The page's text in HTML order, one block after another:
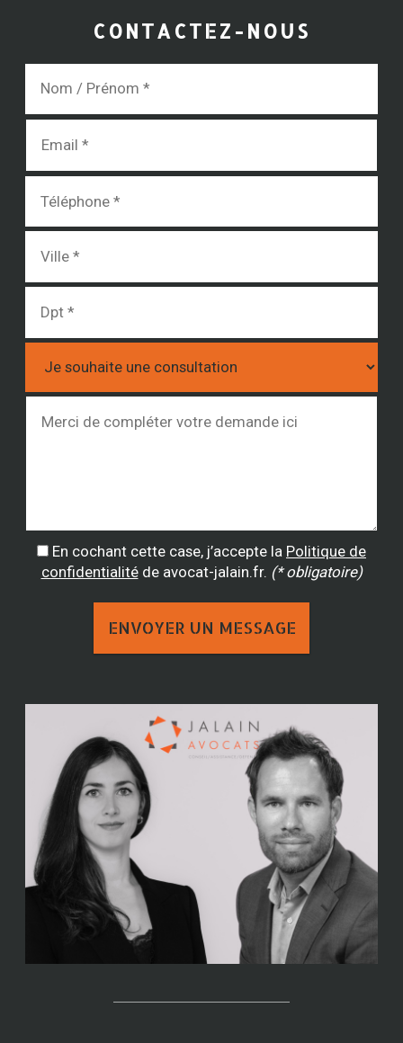
CONTACTEZ-NOUS
En cochant cette case, j’accepte la Politique de
confidentialitéde avocat-jalain.fr. (* obligatoire)